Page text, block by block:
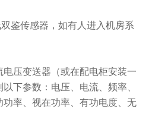
鉴传感器，如有人进入机房系
压变送器（或在配电柜安装一
下参数：电压、电流、频率、
率、视在功率、有功电度、无